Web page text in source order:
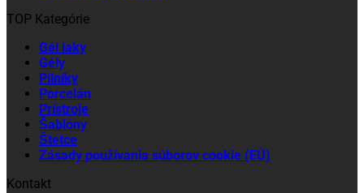
TOP Kategórie
Gél laky
Gély
Pilníky
Porcelán
Prístroje
Šablóny
Štetce
Zásady používania súborov cookie (EÚ)
Kontakt